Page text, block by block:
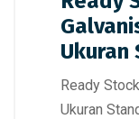
Ready
Ukuran